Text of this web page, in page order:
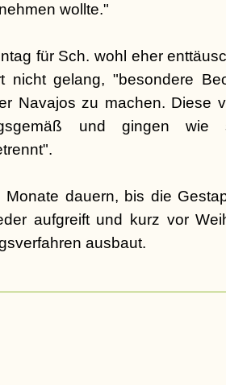
wollte."
für Sch. wohl eher
nicht gelang, "besondere
Navajos zu machen. Diese
und gingen wie
Monate dauern, bis die
aufgreift und kurz vor
ausbaut.